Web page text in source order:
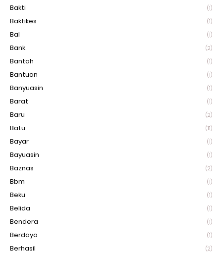
Bakti (1)
Baktikes (1)
Bal (1)
Bank (2)
Bantah (1)
Bantuan (1)
Banyuasin (1)
Barat (1)
Baru (2)
Batu (11)
Bayar (1)
Bayuasin (1)
Baznas (2)
Bbm (1)
Beku (1)
Belida (1)
Bendera (1)
Berdaya (1)
Berhasil (2)